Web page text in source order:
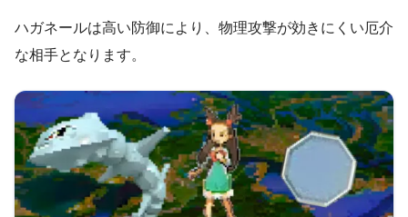
ハガネールは高い防御により、物理攻撃が効きにくい厄介
な相手となります。